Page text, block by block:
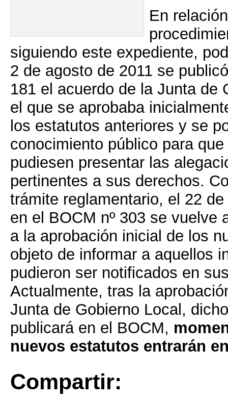
En
siguiendo este expediente,
2 de agosto de 2011 se
181 el acuerdo de la Junta de
el que se aprobaba
los estatutos anteriores y se
conocimiento público para
pudiesen presentar las
pertinentes a sus derechos.
trámite reglamentario, el 22
en el BOCM nº 303 se vuelve
a la aprobación inicial de los
objeto de informar a aquellos
pudieron ser notificados en
Actualmente, tras la
Junta de Gobierno Local,
publicará en el BOCM,
nuevos estatutos entrarán
Compartir: